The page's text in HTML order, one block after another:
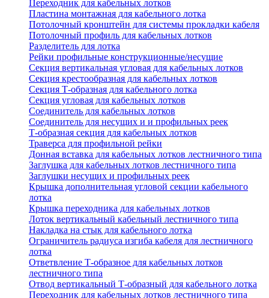
Переходник для кабельных лотков
Пластина монтажная для кабельного лотка
Потолочный кронштейн для системы прокладки кабеля
Потолочный профиль для кабельных лотков
Разделитель для лотка
Рейки профильные конструкционные/несущие
Секция вертикальная угловая для кабельных лотков
Секция крестообразная для кабельных лотков
Секция Т-образная для кабельного лотка
Секция угловая для кабельных лотков
Соединитель для кабельных лотков
Соединитель для несущих и и профильных реек
Т-образная секция для кабельных лотков
Траверса для профильной рейки
Донная вставка для кабельных лотков лестничного типа
Заглушка для кабельных лотков лестничного типа
Заглушки несущих и профильных реек
Крышка дополнительная угловой секции кабельного
лотка
Крышка переходника для кабельных лотков
Лоток вертикальный кабельный лестничного типа
Накладка на стык для кабельного лотка
Ограничитель радиуса изгиба кабеля для лестничного
лотка
Ответвление Т-образное для кабельных лотков
лестничного типа
Отвод вертикальный Т-образный для кабельного лотка
Переходник для кабельных лотков лестничного типа